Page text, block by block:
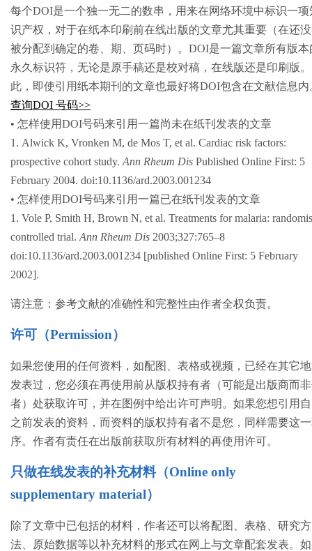
每个DOI是一个独一无二的数串，用来在网络环境中标识一项
识产权，对于在纸本印刷前在线出版的文章尤其重要（在还
被分配到确定的卷、期、页码时）。DOI是一篇文章所有版本
永久标识符，无论是原手稿还是校对稿，在线版还是印刷版
此，即使引用纸本期刊的文章也最好将DOI包含在文献信息内
查询DOI 号码>>
• 怎样使用DOI号码来引用一篇尚未在纸刊发表的文章
1. Alwick K, Vronken M, de Mos T, et al. Cardiac risk factors:
prospective cohort study. Ann Rheum Dis Published Online First: 5
February 2004. doi:10.1136/ard.2003.001234
• 怎样使用DOI号码来引用一篇已在纸刊发表的文章
1. Vole P, Smith H, Brown N, et al. Treatments for malaria:
controlled trial. Ann Rheum Dis 2003;327:765–8
doi:10.1136/ard.2003.001234 [published Online First: 5 February
2002].
请注意：参考文献的准确性和完整性由作者全权负责。
许可（Permission）
如果您使用的任何资料，如配图、表格或视频，已经在其它
发表过，您必须在再使用前从版权持有者（可能是出版商而
者）处获取许可，并在图例中给出许可声明。如果您想引用
之前发表的资料，而资料的版权持有者不是您，同样需要这
序。作者有责任在出版前获取所有材料的再使用许可。
只做在线发表的补充材料（Online only
supplementary material）
除了文章中已包括的材料，作者还可以将配图、表格、研究方
法、原始数据等以补充材料的形式在网上与文章配套发表。